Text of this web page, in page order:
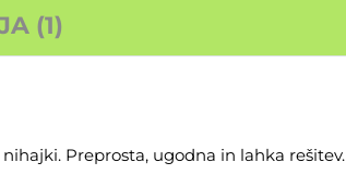
(1)
Preprosta, ugodna in lahka rešitev.